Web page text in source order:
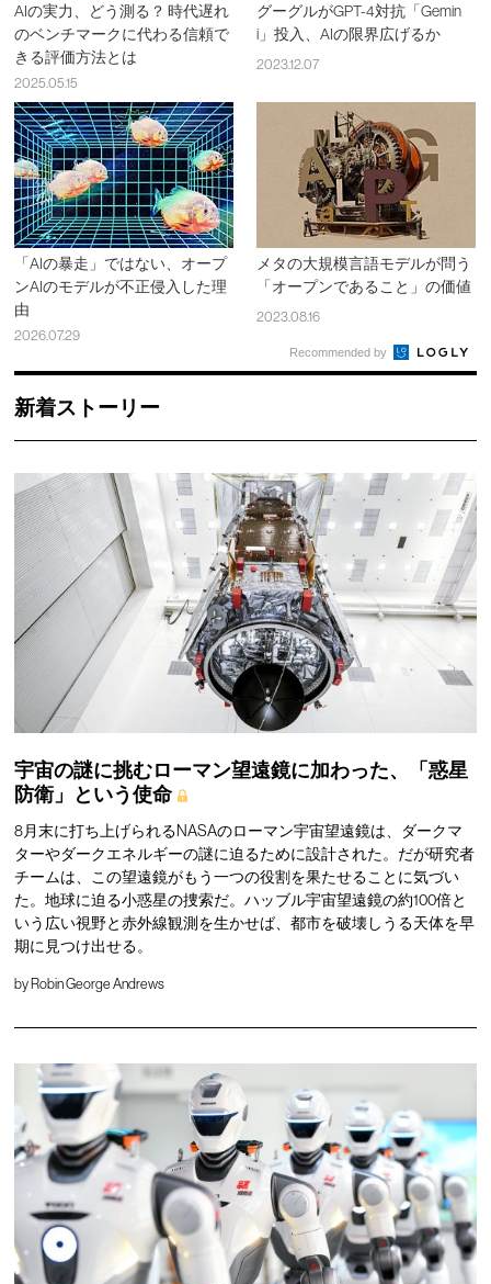
AIの実力、どう測る？ 時代遅れ
のベンチマークに代わる信頼で
きる評価方法とは
2025.05.15
グーグルがGPT-4対抗「Gemin
i」投入、AIの限界広げるか
2023.12.07
「AIの暴走」ではない、オープ
ンAIのモデルが不正侵入した理
由
2026.07.29
メタの大規模言語モデルが問う
「オープンであること」の価値
2023.08.16
Recommended by
新着ストーリー
宇宙の謎に挑むローマン望遠鏡に加わった、「惑星
防衛」という使命
8月末に打ち上げられるNASAのローマン宇宙望遠鏡は、ダークマ
ターやダークエネルギーの謎に迫るために設計された。だが研究者
チームは、この望遠鏡がもう一つの役割を果たせることに気づい
た。地球に迫る小惑星の捜索だ。ハッブル宇宙望遠鏡の約100倍と
いう広い視野と赤外線観測を生かせば、都市を破壊しうる天体を早
期に見つけ出せる。
by Robin George Andrews